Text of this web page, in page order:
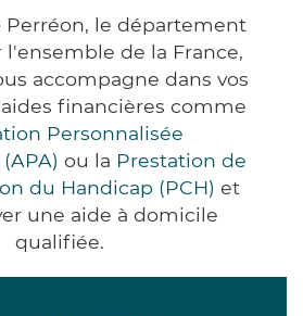
Perréon, le département
l'ensemble de la France,
accompagne dans vos
financières comme
Personnalisée
ou la Prestation de
du Handicap (PCH) et
une aide à domicile
qualifiée.